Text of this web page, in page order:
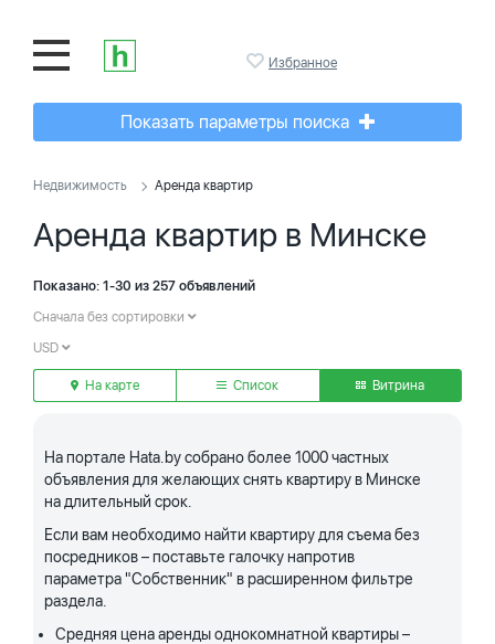
Избранное
Показать параметры поиска
Недвижимость Аренда квартир
Аренда квартир в Минске
Показано: 1-30 из 257 объявлений
Сначала без сортировки
USD
На карте Список Витрина
На портале Hata.by собрано более 1000 частных
объявления для желающих снять квартиру в Минске
на длительный срок.
Если вам необходимо найти квартиру для съема без
посредников – поставьте галочку напротив
параметра "Собственник" в расширенном фильтре
раздела.
Средняя цена аренды однокомнатной квартиры –